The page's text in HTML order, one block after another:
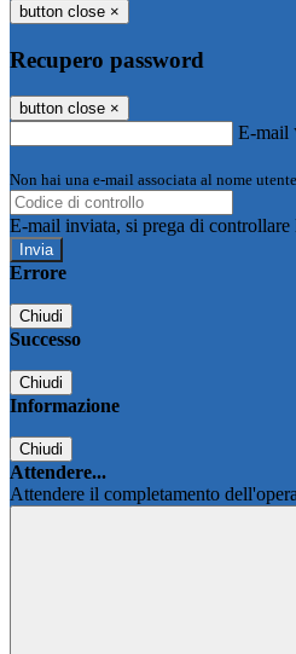
button close ×
Recupero password
button close ×
E-mail
Non hai una e-mail associata al nome
E-mail inviata, si prega di controllare
Errore
Chiudi
Successo
Chiudi
Informazione
Chiudi
Attendere...
Attendere il completamento